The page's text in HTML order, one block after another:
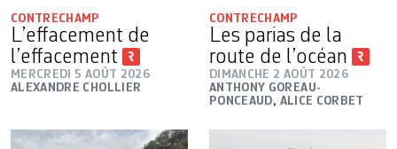
CONTRECHAMP
L’effacement de
l’effacement
MERCREDI 5 AOÛT 2026
ALEXANDRE CHOLLIER
CONTRECHAMP
Les parias de la
route de l’océan
DIMANCHE 2 AOÛT 2026
ANTHONY GOREAU-
PONCEAUD, ALICE CORBET